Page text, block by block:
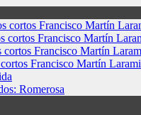
cortos Francisco Martín
cortos Francisco Martín
cortos Francisco Martín
Francisco Martín Larami
Romerosa